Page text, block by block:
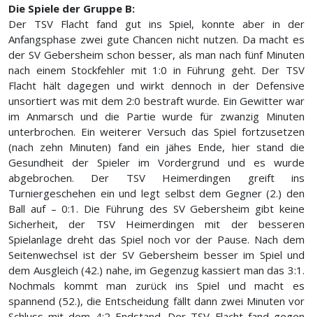
Die Spiele der Gruppe B:
Der TSV Flacht fand gut ins Spiel, konnte aber in der
Anfangsphase zwei gute Chancen nicht nutzen. Da macht es
der SV Gebersheim schon besser, als man nach fünf Minuten
nach einem Stockfehler mit 1:0 in Führung geht. Der TSV
Flacht hält dagegen und wirkt dennoch in der Defensive
unsortiert was mit dem 2:0 bestraft wurde. Ein Gewitter war
im Anmarsch und die Partie wurde für zwanzig Minuten
unterbrochen. Ein weiterer Versuch das Spiel fortzusetzen
(nach zehn Minuten) fand ein jähes Ende, hier stand die
Gesundheit der Spieler im Vordergrund und es wurde
abgebrochen. Der TSV Heimerdingen greift ins
Turniergeschehen ein und legt selbst dem Gegner (2.) den
Ball auf – 0:1. Die Führung des SV Gebersheim gibt keine
Sicherheit, der TSV Heimerdingen mit der besseren
Spielanlage dreht das Spiel noch vor der Pause. Nach dem
Seitenwechsel ist der SV Gebersheim besser im Spiel und
dem Ausgleich (42.) nahe, im Gegenzug kassiert man das 3:1.
Nochmals kommt man zurück ins Spiel und macht es
spannend (52.), die Entscheidung fällt dann zwei Minuten vor